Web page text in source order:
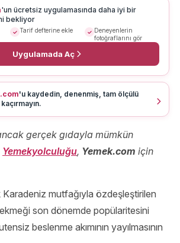
'un ücretsiz uygulamasında daha iyi bir
bekliyor
Tarif defterine ekle
Deneyenlerin
fotoğraflarını gör
Uygulamada Aç
'u kaydedin, denenmiş, tam ölçülü
gerçek gıdayla mümkün
Yemekyolculuğu, Yemek.com için
Karadeniz mutfağıyla özdeşleştirilen
ekmeği son dönemde popülaritesini
beslenme akımının yayılmasının